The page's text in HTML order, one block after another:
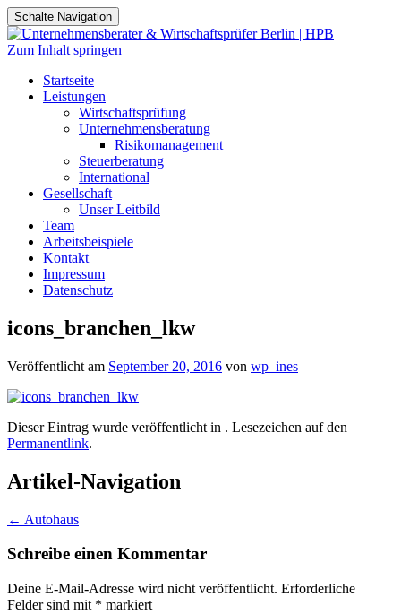
Schalte Navigation
Zum Inhalt springen
Startseite
Leistungen
Wirtschaftsprüfung
Unternehmensberatung
Risikomanagement
Steuerberatung
International
Gesellschaft
Unser Leitbild
Team
Arbeitsbeispiele
Kontakt
Impressum
Datenschutz
icons_branchen_lkw
Veröffentlicht am September 20, 2016 von wp_ines
Dieser Eintrag wurde veröffentlicht in . Lesezeichen auf den
Permanentlink.
Artikel-Navigation
← Autohaus
Schreibe einen Kommentar
Deine E-Mail-Adresse wird nicht veröffentlicht. Erforderliche
Felder sind mit * markiert